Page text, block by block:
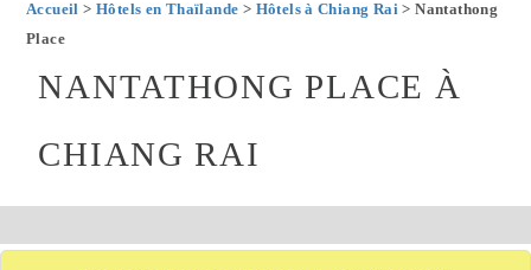
Accueil > Hôtels en Thaïlande > Hôtels à Chiang Rai > Nantathong
Place
NANTATHONG PLACE À
CHIANG RAI